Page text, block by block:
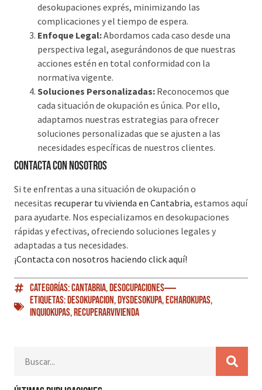
desokupaciones exprés, minimizando las
complicaciones y el tiempo de espera.
Enfoque Legal:Abordamos cada caso desde una
perspectiva legal, asegurándonos de que nuestras
acciones estén en total conformidad con la
normativa vigente.
Soluciones Personalizadas: Reconocemos que
cada situación de okupación es única. Por ello,
adaptamos nuestras estrategias para ofrecer
soluciones personalizadas que se ajusten a las
necesidades específicas de nuestros clientes.
Contacta con nosotros
Si te enfrentas a una situación de okupación o
necesitas recuperar tu vivienda en Cantabria, estamos aquí
para ayudarte. Nos especializamos en desokupaciones
rápidas y efectivas, ofreciendo soluciones legales y
adaptadas a tus necesidades.
¡Contacta con nosotros haciendo click aquí!
Categorías:Cantabria, Desocupaciones
Etiquetas: Desokupacion, DySDesokupa, EcharOkupas,
Inquiokupas, RecuperarVivienda